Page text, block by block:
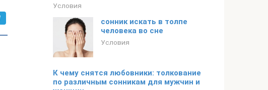
Условия
сонник искать в толпе
человека во сне
Условия
К чему снятся любовники: толкование
по различным сонникам для мужчин и